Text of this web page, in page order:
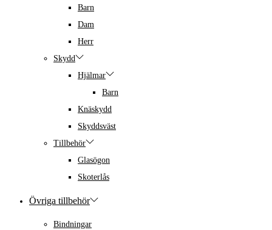
Barn
Dam
Herr
Skydd
Hjälmar
Barn
Knäskydd
Skyddsväst
Tillbehör
Glasögon
Skoterlås
Övriga tillbehör
Bindningar